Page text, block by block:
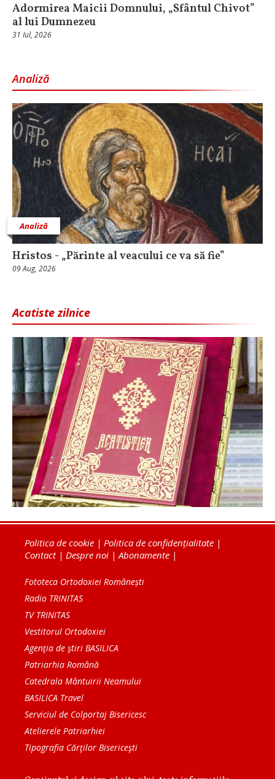
Adormirea Maicii Domnului, „Sfântul Chivot”
al lui Dumnezeu
31 Iul, 2026
Analiză
Analiză
Hristos - „Părinte al veacului ce va să fie”
09 Aug, 2026
Acatiste zilnice
Politica de cookie | Politica de confidențialitate |
Contact| Despre noi |Abonamente |
Fototeca Ortodoxiei Românești
Radio TRINITAS
TV TRINITAS
Vestitorul Ortodoxiei
Agenţia de ştiri BASILICA
Patriarhia Română
Catedrala Mântuirii Neamului
BASILICA Travel
Serviciul de Colportaj Bisericesc
Atelierele Patriarhiei
Tipografia Cărţilor Bisericeşti